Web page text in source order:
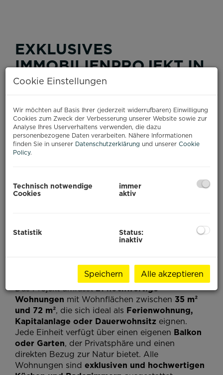
EXKLUSIVES
IMMOBILIENPROJEKT IN
PAJE, SANSIBAR
Ihr Investment im Paradies
Willkommen zu einem außergewöhnlichen
Immobilienprojekt im Herzen von
türkisblauem Wasser und internationaler
Beliebtheit bei Reisenden, entsteht hier ein
Projektübersicht
Das Projekt umfasst21 hochwertige
Wohnungen mit Wohnflächen zwischen 35 m²
und 72 m², die sich ideal als Ferienwohnung,
Kapitalanlage oder Dauerwohnsitz eignen.
Jede Einheit verfügt über einen eigenen Balkon
oder Garten, der Privatsphäre und einen
direkten Bezug zur Natur bietet. Alle
Wohnungen sind exklusiven und hochwertigen
Cookie Einstellungen
Wir möchten auf Basis Ihrer (jederzeit widerrufbaren) Einwilligung
Cookies zum Zweck der Verbesserung unserer Website sowie zur
Analyse Ihres Userverhaltens verwenden, die dazu
personenbezogene Daten verarbeiten. Nähere Informationen
finden Sie in unserer Datenschutzerklärung und unserer Cookie
Policy.
Technisch notwendige
Cookies
immer
aktiv
Statistik Status:
inaktiv
Speichern Alle akzeptieren